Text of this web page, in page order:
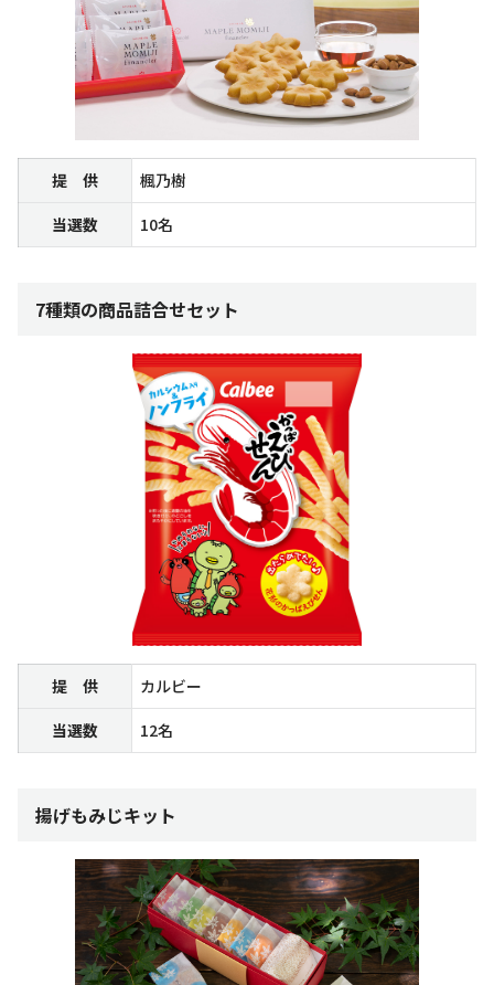
提 供
楓乃樹
当選数
10名
7種類の商品詰合せセット
提 供
カルビー
当選数
12名
揚げもみじキット